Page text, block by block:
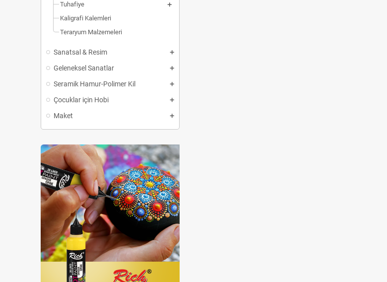
Tuhafiye
Kaligrafi Kalemleri
Teraryum Malzemeleri
Sanatsal & Resim
Geleneksel Sanatlar
Seramik Hamur-Polimer Kil
Çocuklar için Hobi
Maket